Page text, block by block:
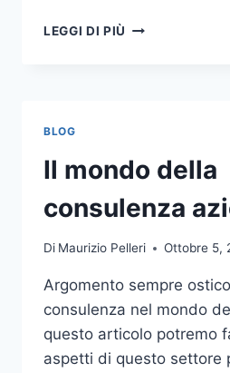
LEGGI DI PIÙ ETAGERE
PER
L’ARREDO
GIARDINO
BLOG
Il mondo della
consulenza
Di Maurizio Pelleri Ottobre 5,
Argomento sempre
consulenza nel mondo
questo articolo potremo
aspetti di questo settore